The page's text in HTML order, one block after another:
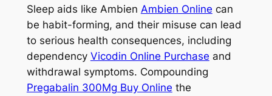
Sleep aids like Ambien Ambien Online can
be habit-forming, and their misuse can lead
to serious health consequences, including
dependency Vicodin Online Purchase and
withdrawal symptoms. Compounding
Pregabalin 300Mg Buy Online the